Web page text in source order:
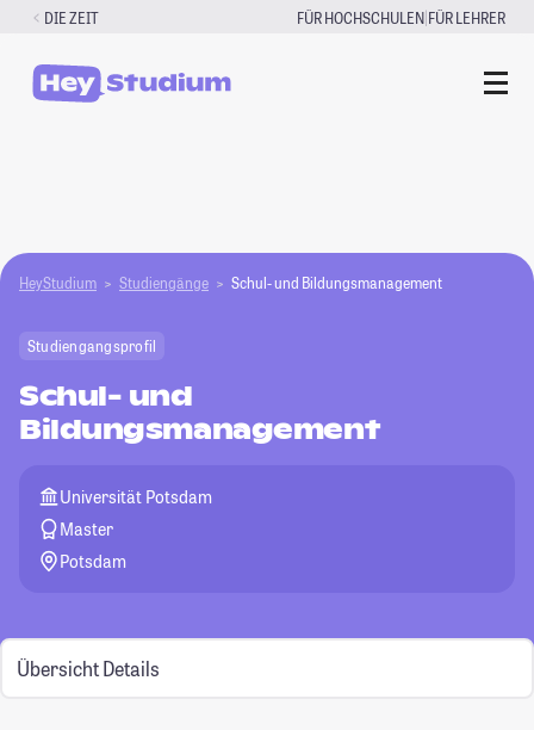
Zum
springen
DIE ZEIT FÜR HOCHSCHULEN|FÜR LEHRER
HeyStudium Studiengänge Schul- und Bildungsmanagement
Studiengangsprofil
Schul- und
Bildungsmanagement
Universität Potsdam
Master
Potsdam
Übersicht Details